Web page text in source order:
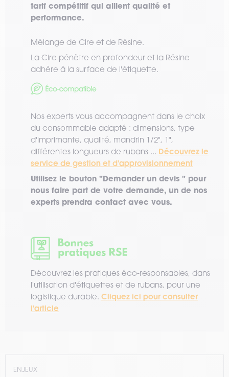
tarif compétitif qui allient qualité et
performance.
Mélange de Cire et de Résine.
La Cire pénètre en profondeur et la Résine
adhère à la surface de l'étiquette.
Nos experts vous accompagnent dans le choix
du consommable adapté : dimensions, type
d'imprimante, qualité, mandrin 1/2", 1",
différentes longueurs de rubans ... Découvrez le
service de gestion et d'approvisionnement
Utilisez le bouton "Demander un devis " pour
nous faire part de votre demande, un de nos
experts prendra contact avec vous.
Découvrez les pratiques éco-responsables, dans
l'utilisation d'étiquettes et de rubans, pour une
logistique durable. Cliquez ici pour consulter
l'article
ENJEUX